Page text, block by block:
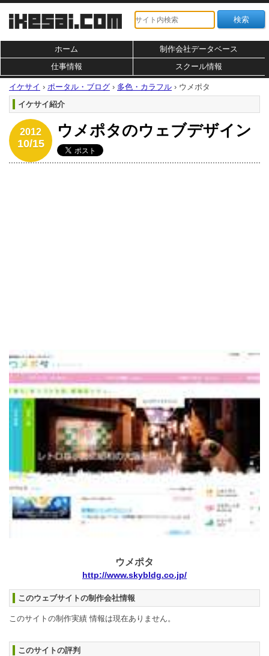
ホーム
制作会社データベース
仕事情報
スクール情報
イケサイ › ポータル・ブログ › 多色・カラフル › ウメポタ
イケサイ紹介
2012
10/15
ウメポタのウェブデザイン
ウメポタ
http://www.skybldg.co.jp/
このウェブサイトの制作会社情報
このサイトの制作実績 情報は現在ありません。
このサイトの評判